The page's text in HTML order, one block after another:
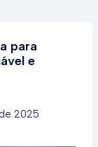
para
e
2025